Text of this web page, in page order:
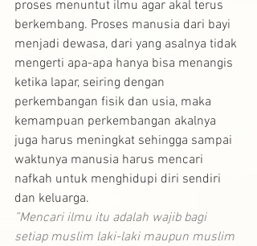
proses menuntut ilmu agar akal terus
berkembang. Proses manusia dari bayi
menjadi dewasa, dari yang asalnya tidak
mengerti apa-apa hanya bisa menangis
ketika lapar, seiring dengan
perkembangan fisik dan usia, maka
kemampuan perkembangan akalnya
juga harus meningkat sehingga sampai
waktunya manusia harus mencari
nafkah untuk menghidupi diri sendiri
dan keluarga.
”Mencari ilmu itu adalah wajib bagi
setiap muslim laki-laki maupun muslim